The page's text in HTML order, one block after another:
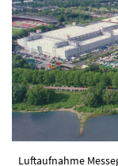
Luftaufnahme